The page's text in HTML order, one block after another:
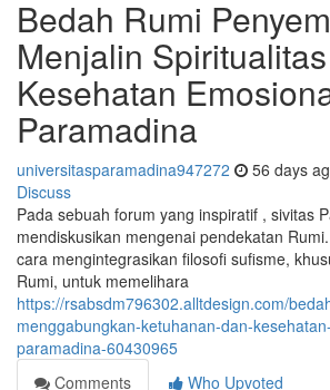
Bedah Rumi
Menjalin
Kesehatan
Paramadina
universitasparamadina947272 56 days
Discuss
Pada sebuah forum yang inspiratif , sivitas
mendiskusikan mengenai pendekatan
cara mengintegrasikan filosofi sufisme,
Rumi, untuk memelihara
https://rsabsdm796302.alltdesign.com/
menggabungkan-ketuhanan-dan-
paramadina-60430965
Comments
Who Upvoted